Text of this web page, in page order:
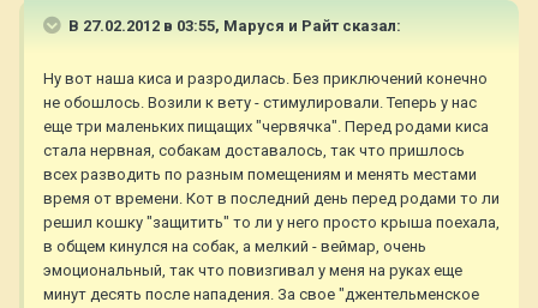
В 27.02.2012 в 03:55, Маруся и Райт сказал:
Ну вот наша киса и разродилась. Без приключений конечно
не обошлось. Возили к вету - стимулировали. Теперь у нас
еще три маленьких пищащих "червячка". Перед родами киса
стала нервная, собакам доставалось, так что пришлось
всех разводить по разным помещениям и менять местами
время от времени. Кот в последний день перед родами то ли
решил кошку "защитить" то ли у него просто крыша поехала,
в общем кинулся на собак, а мелкий - веймар, очень
эмоциональный, так что повизгивал у меня на руках еще
минут десять после нападения. За свое "джентельменское